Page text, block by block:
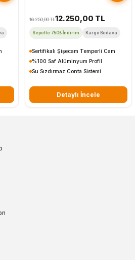
16.250,00 TL12.250,00 TL
Sepette 750₺ İndirim Kargo Bedava
Sertifikalı Şişecam Temperli Cam
%100 Saf Alüminyum Profil
Su Sızdırmaz Conta Sistemi
Detaylı İncele